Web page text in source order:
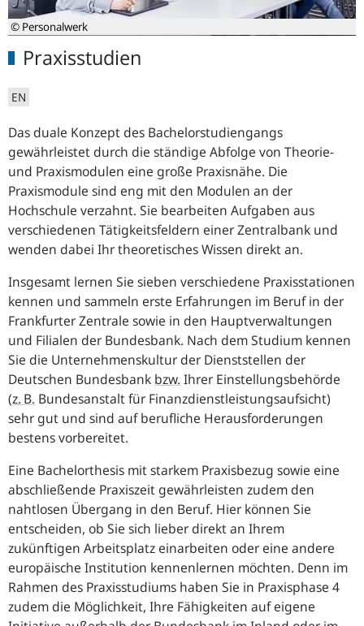
© Personalwerk
Praxisstudien
EN
Das duale Konzept des Bachelorstudiengangs
gewährleistet durch die ständige Abfolge von Theorie-
und Praxismodulen eine große Praxisnähe. Die
Praxismodule sind eng mit den Modulen an der
Hochschule verzahnt. Sie bearbeiten Aufgaben aus
verschiedenen Tätigkeitsfeldern einer Zentralbank und
wenden dabei Ihr theoretisches Wissen direkt an.
Insgesamt lernen Sie sieben verschiedene Praxisstationen
kennen und sammeln erste Erfahrungen im Beruf in der
Frankfurter Zentrale sowie in den Hauptverwaltungen
und Filialen der Bundesbank. Nach dem Studium kennen
Sie die Unternehmenskultur der Dienststellen der
Deutschen Bundesbank bzw. Ihrer Einstellungsbehörde
(z. B. Bundesanstalt für Finanzdienstleistungsaufsicht)
sehr gut und sind auf berufliche Herausforderungen
bestens vorbereitet.
Eine Bachelorthesis mit starkem Praxisbezug sowie eine
abschließende Praxiszeit gewährleisten zudem den
nahtlosen Übergang in den Beruf. Hier können Sie
entscheiden, ob Sie sich lieber direkt an Ihrem
zukünftigen Arbeitsplatz einarbeiten oder eine andere
europäische Institution kennenlernen möchten. Denn im
Rahmen des Praxisstudiums haben Sie in Praxisphase 4
zudem die Möglichkeit, Ihre Fähigkeiten auf eigene